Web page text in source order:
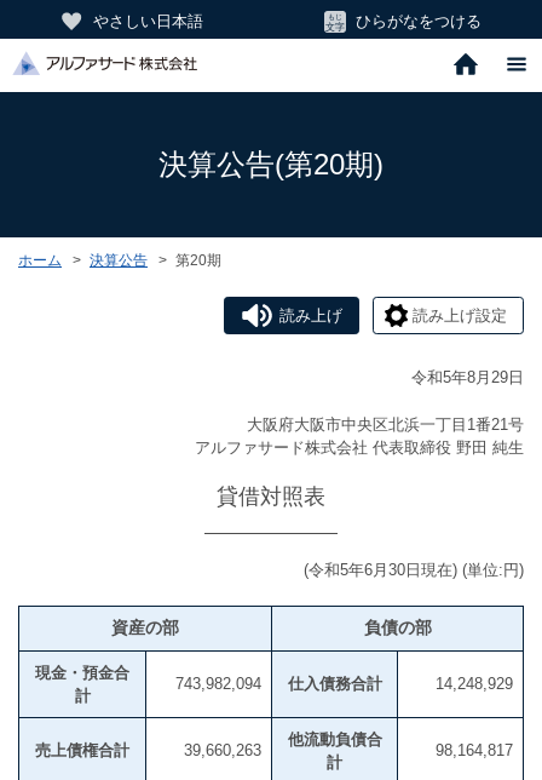
やさしい日本語 ひらがなをつける
決算公告(第20期)
ホーム 決算公告 第20期
読み上げ 読み上げ設定
令和5年8月29日
大阪府大阪市中央区北浜一丁目1番21号
アルファサード株式会社 代表取締役 野田 純生
貸借対照表
(令和5年6月30日現在) (単位:円)
資産の部 負債の部
現金・預金合
計
743,982,094 仕入債務合計 14,248,929
売上債権合計 39,660,263
他流動負債合
計
98,164,817